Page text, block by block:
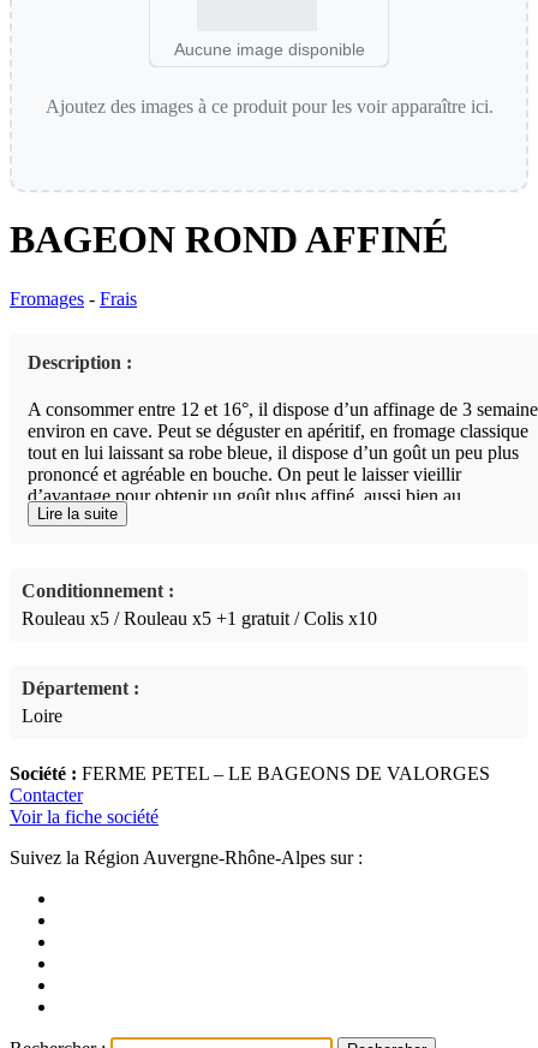
Aucune image disponible
Ajoutez des images à ce produit pour les voir apparaître ici.
BAGEON ROND AFFINÉ
Fromages - Frais
Description :
A consommer entre 12 et 16°, il dispose d’un affinage de 3 semaine
environ en cave. Peut se déguster en apéritif, en fromage classique
tout en lui laissant sa robe bleue, il dispose d’un goût un peu plus
prononcé et agréable en bouche. On peut le laisser vieillir
d’avantage pour obtenir un goût plus affiné, aussi bien au
réfrigérateur plié dans un papier sulfurisé, ou dans une berte en grès
Lire la suite
Conditionnement :
Rouleau x5 / Rouleau x5 +1 gratuit / Colis x10
Département :
Loire
Société : FERME PETEL – LE BAGEONS DE VALORGES
Contacter
Voir la fiche société
Suivez la Région Auvergne-Rhône-Alpes sur :